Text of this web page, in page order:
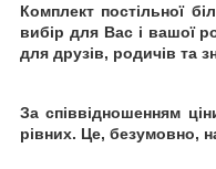
Комплект постільної
вибір для Вас і вашої
для друзів, родичів та
За співвідношенням
рівних. Це, безумовно,